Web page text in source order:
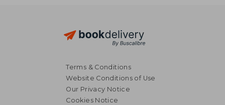
Terms & Conditions
Website Conditions of Use
Our Privacy Notice
Cookies Notice